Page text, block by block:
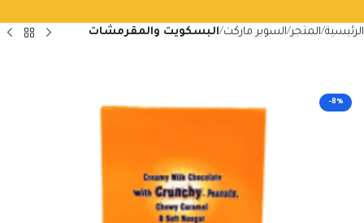
الرئيسية المتجر السوبر ماركت البسكويت والمقرمشات
-8%